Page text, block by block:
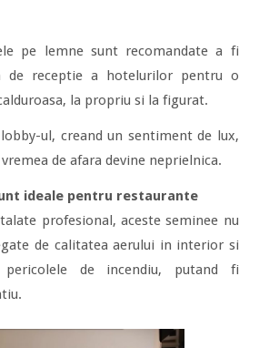
pe lemne sunt recomandate a fi
de receptie a hotelurilor pentru o
la propriu si la figurat.
ul, creand un sentiment de lux,
de afara devine neprielnica.
ideale pentru restaurante
profesional, aceste seminee nu
de calitatea aerului in interior si
pericolele de incendiu, putand fi